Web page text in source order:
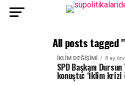
All posts
İKLIM DEĞIŞIMI 8 ay
SPD Başkanı
konuştu: ‘İklim